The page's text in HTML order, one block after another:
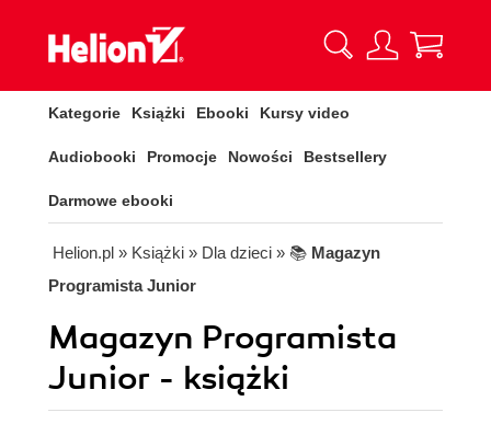
Kategorie Książki Ebooki Kursy video
Audiobooki Promocje Nowości Bestsellery
Darmowe ebooki
Helion.pl » Książki » Dla dzieci » 📚 Magazyn
Programista Junior
Magazyn Programista
Junior - książki